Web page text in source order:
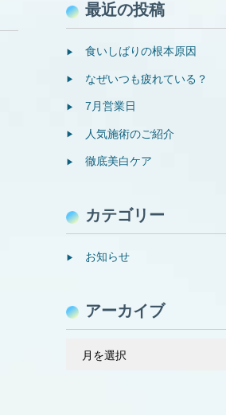
最近の投稿
食いしばりの根本原因
なぜいつも疲れている？
7月営業日
人気施術のご紹介
徹底美白ケア
カテゴリー
お知らせ
アーカイブ